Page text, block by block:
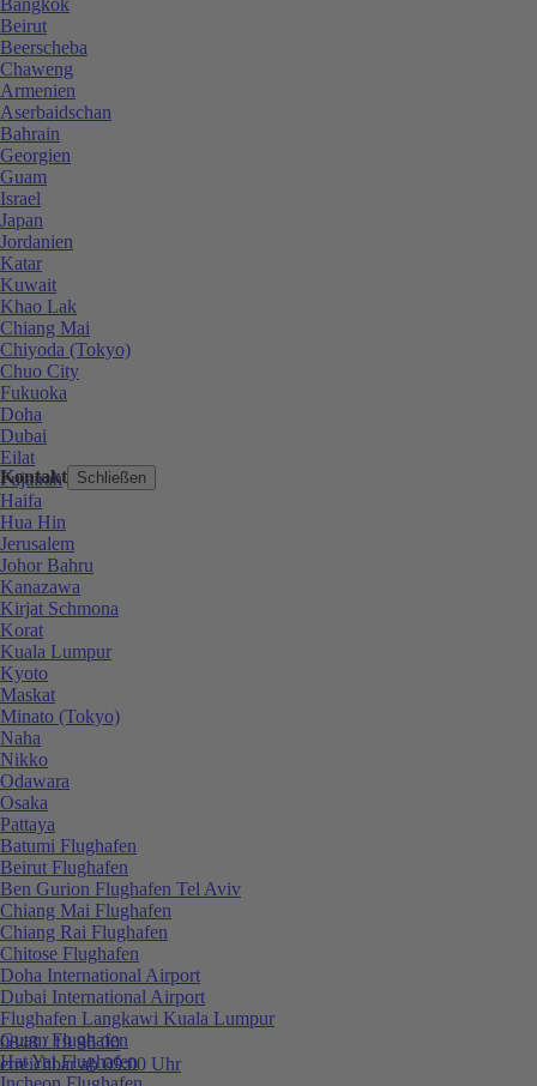
Kontakt Schließen
0848 / 19 96 00
erreichbar ab 09:00 Uhr
Beirut
Beerscheba
Chaweng
Armenien
Aserbaidschan
Bahrain
Georgien
Guam
Israel
Japan
Jordanien
Katar
Kuwait
Khao Lak
Chiang Mai
Chiyoda (Tokyo)
Chuo City
Fukuoka
Doha
Dubai
Eilat
Fujairah
Haifa
Hua Hin
Jerusalem
Johor Bahru
Kanazawa
Kirjat Schmona
Korat
Kuala Lumpur
Kyoto
Maskat
Minato (Tokyo)
Naha
Nikko
Odawara
Osaka
Pattaya
Batumi Flughafen
Beirut Flughafen
Ben Gurion Flughafen Tel Aviv
Chiang Mai Flughafen
Chiang Rai Flughafen
Chitose Flughafen
Doha International Airport
Dubai International Airport
Flughafen Langkawi Kuala Lumpur
Guam Flughafen
Hat Yai Flughafen